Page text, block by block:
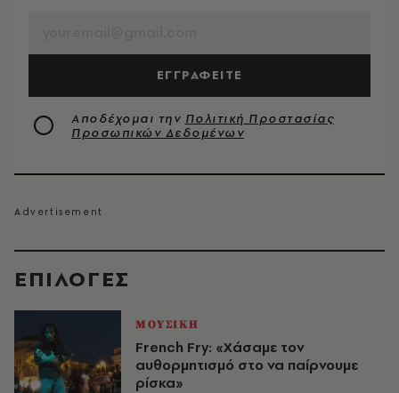
EΠΙΛΟΓΈΣ
ΜΟΥΣΙΚΗ
French Fry: «Χάσαμε τον
αυθορμητισμό στο να παίρνουμε
ρίσκα»
ΕΓΓΡΑΦΕΙΤΕ
Αποδέχομαι την Πολιτική Προστασίας
Προσωπικών Δεδομένων